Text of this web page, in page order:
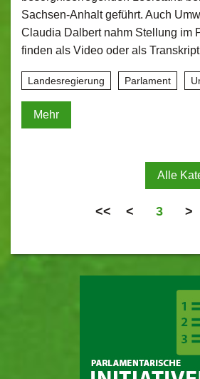
Sachsen-Anhalt geführt. Auch
Claudia Dalbert nahm Stellung im
finden als Video oder als
Landesregierung Parlament
Mehr
Alle
<< < 3 >